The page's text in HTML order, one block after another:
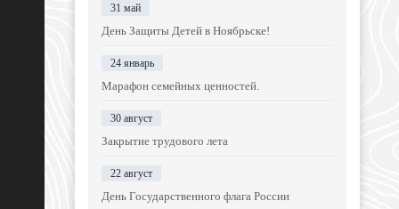
31 май
День Защиты Детей в Ноябрьске!
24 январь
Марафон семейных ценностей.
30 август
Закрытие трудового лета
22 август
День Государственного флага России